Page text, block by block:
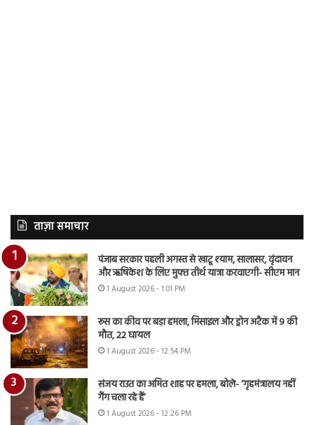
ताज़ा समाचार
पंजाब सरकार पहली अगस्त से खाटू श्याम, सालासर, वृंदावन
और ऋषिकेश के लिए मुफ्त तीर्थ यात्रा करवाएगी- सीएम मान
1 August 2026 - 1:01 PM
रूस का कीव पर बड़ा हमला, मिसाइल और ड्रोन अटैक में 9 की
मौत, 22 घायल
1 August 2026 - 12:54 PM
संजय राउत का अमित शाह पर हमला, बोले- ‘गृहमंत्रालय नहीं
गैंग चला रहे हैं’
1 August 2026 - 12:26 PM